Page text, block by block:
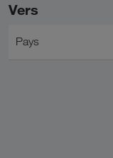
Vers
Pays